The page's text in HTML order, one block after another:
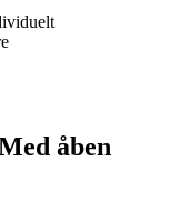
åben